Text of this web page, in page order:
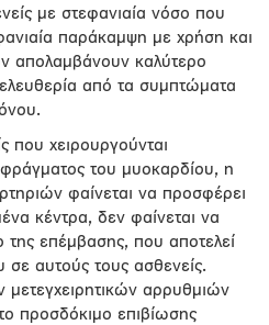
με στεφανιαία νόσο που
παράκαμψη με χρήση και
απολαμβάνουν καλύτερο
από τα συμπτώματα
που χειρουργούνται
του μυοκαρδίου, η
φαίνεται να προσφέρει
κέντρα, δεν φαίνεται να
της επέμβασης, που αποτελεί
σε αυτούς τους ασθενείς.
αρρυθμιών
προσδόκιμο επιβίωσης